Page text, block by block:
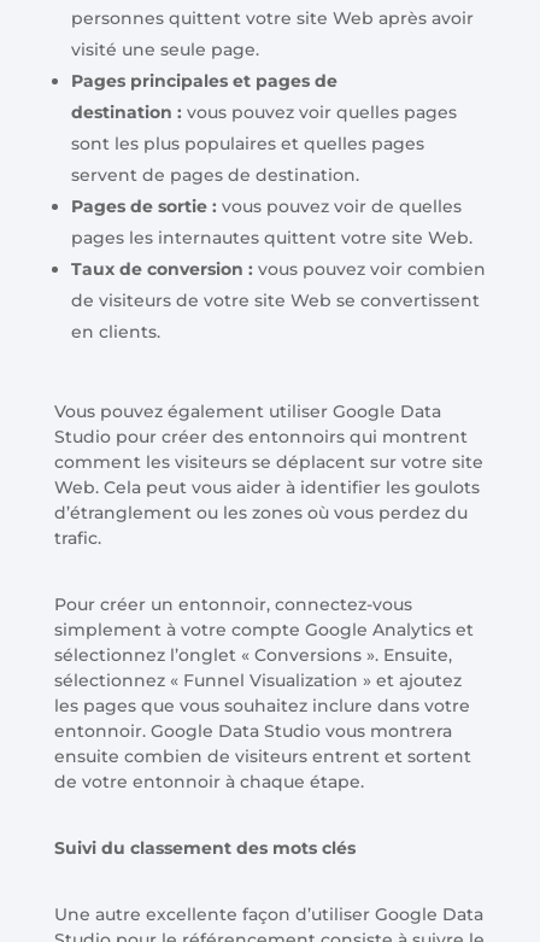
personnes quittent votre site Web après avoir
visité une seule page.
Pages principales et pages de
destination : vous pouvez voir quelles pages
sont les plus populaires et quelles pages
servent de pages de destination.
Pages de sortie : vous pouvez voir de quelles
pages les internautes quittent votre site Web.
Taux de conversion : vous pouvez voir combien
de visiteurs de votre site Web se convertissent
en clients.
Vous pouvez également utiliser Google Data
Studio pour créer des entonnoirs qui montrent
comment les visiteurs se déplacent sur votre site
Web. Cela peut vous aider à identifier les goulots
d’étranglement ou les zones où vous perdez du
trafic.
Pour créer un entonnoir, connectez-vous
simplement à votre compte Google Analytics et
sélectionnez l’onglet « Conversions ». Ensuite,
sélectionnez « Funnel Visualization » et ajoutez
les pages que vous souhaitez inclure dans votre
entonnoir. Google Data Studio vous montrera
ensuite combien de visiteurs entrent et sortent
de votre entonnoir à chaque étape.
Suivi du classement des mots clés
Une autre excellente façon d’utiliser Google Data